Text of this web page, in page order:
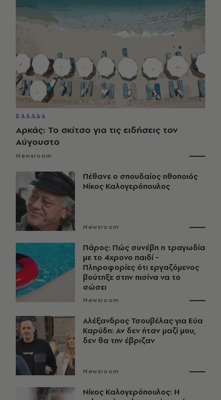
ΕΛΛΑΔΑ
Αρκάς: Το σκίτσο για τις ειδήσεις τον
Αύγουστο
Newsroom
Πέθανε ο σπουδαίος ηθοποιός
Νίκος Καλογερόπουλος
Newsroom
Πάρος: Πώς συνέβη η τραγωδία
με το 4χρονο παιδί -
Πληροφορίες ότι εργαζόμενος
βούτηξε στην πισίνα να το
σώσει
Newsroom
Αλέξανδρος Τσουβέλας για Εύα
Καρύδη: Αν δεν ήταν μαζί μου,
δεν θα την έβριζαν
Newsroom
Νίκος Καλογερόπουλος: Η